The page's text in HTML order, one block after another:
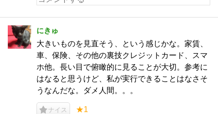
にきゅ
大きいものを見直そう、という感じかな。家賃、
車、保険、その他の裏技クレジットカード、スマ
ホ他。長い目で俯瞰的に見ることが大切。参考に
はなると思うけど、私が実行できることはなさそ
うなんだな。ダメ人間。。。
ナイス ★1